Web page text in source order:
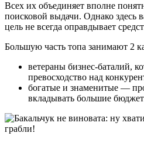
Всех их объединяет вполне
поисковой выдачи. Однако здесь
цель не всегда оправдывает
Большую часть топа занимают 2
ветераны бизнес-баталий,
превосходство над
богатые и знаменитые —
вкладывать большие